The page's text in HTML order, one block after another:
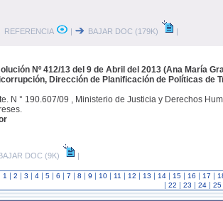
REFERENCIA | BAJAR DOC (179K) |
Nº 412/13 del 9 de Abril del 2013 (Ana María
Dirección de Planificación de Políticas de
N ° 190.607/09 , Ministerio de Justicia y Derechos
DOC (9K) |
1 | 2 | 3 | 4 | 5 | 6 | 7 | 8 | 9 | 10 | 11 | 12 | 13 | 14 | 15 | 16 | 17 |
| 22 | 23 | 24 | 25